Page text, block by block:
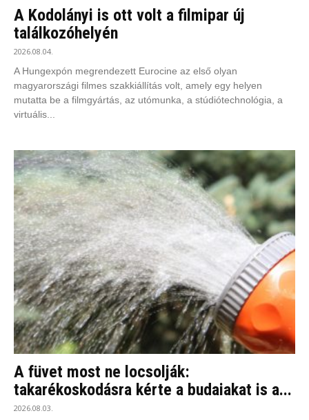
A Kodolányi is ott volt a filmipar új
találkozóhelyén
2026.08.04.
A Hungexpón megrendezett Eurocine az első olyan
magyarországi filmes szakkiállítás volt, amely egy helyen
mutatta be a filmgyártás, az utómunka, a stúdiótechnológia, a
virtuális...
A füvet most ne locsolják:
takarékoskodásra kérte a budaiakat is a...
2026.08.03.